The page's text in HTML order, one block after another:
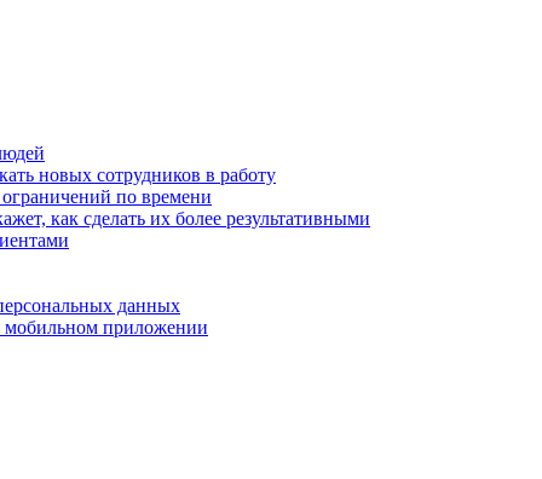
новых сотрудников в работу
по времени
как сделать их более результативными
данных
приложении